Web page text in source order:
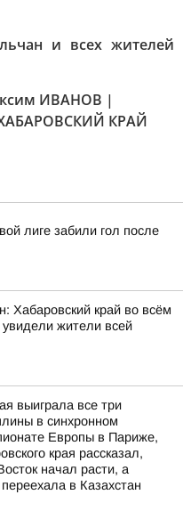
и всех жителей
ИВАНОВ |
КРАЙ
лиге забили гол после
Хабаровский край во всём
увидели жители всей
выиграла все три
в синхронном
Европы в Париже,
края рассказал,
начал расти, а
в Казахстан